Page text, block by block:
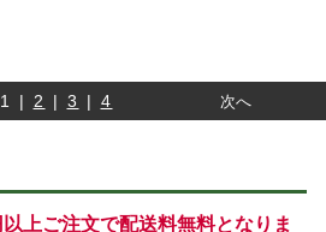
1 | 2 | 3 | 4 次へ